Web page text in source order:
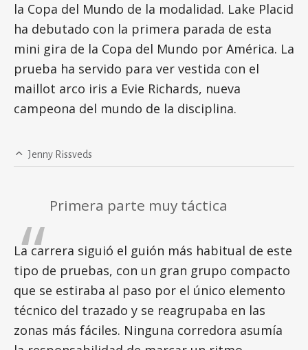
la Copa del Mundo de la modalidad. Lake Placid
ha debutado con la primera parada de esta
mini gira de la Copa del Mundo por América. La
prueba ha servido para ver vestida con el
maillot arco iris a Evie Richards, nueva
campeona del mundo de la disciplina.
Jenny Rissveds
Primera parte muy táctica
La carrera siguió el guión más habitual de este
tipo de pruebas, con un gran grupo compacto
que se estiraba al paso por el único elemento
técnico del trazado y se reagrupaba en las
zonas más fáciles. Ninguna corredora asumía